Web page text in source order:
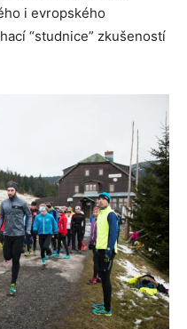
i evropského
“studnice” zkušeností